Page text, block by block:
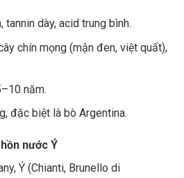
tannin dày, acid trung bình.
chín mọng (mận đen, việt quất),
năm.
đặc biệt là bò Argentina.
nước Ý
Ý (Chianti, Brunello di